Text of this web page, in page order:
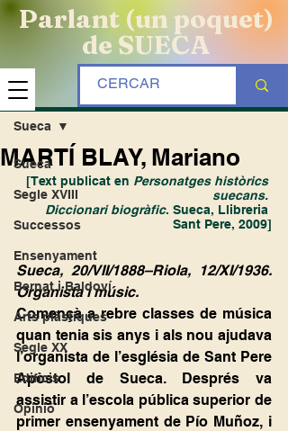
Parlant (un poquet)
de SUECA
Entrada
Sueca
Segle XVIII
Successos
Ensenyament
Bernat i Baldoví
Arts plàstiques
Segle XX
Edificis
Opinió
Sueca
MARTÍ BLAY, Mariano
[Text publicat en Personatges històrics
suecans.
Diccionari biogràfic. Sueca, Llibreria
Sant Pere, 2009]
Sueca, 20/VII/1888–Riola, 12/XI/1936.
Organista i músic.
Començà a rebre classes de música
quan tenia sis anys i als nou ajudava
l’organista de l’església de Sant Pere
Apòstol de Sueca. Després va
assistir a l’escola pública superior de
primer ensenyament de Pío Muñoz, i